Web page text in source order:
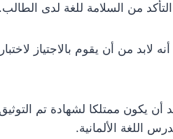
من السلامة للغة لدى الطالب.
لابد من أن يقوم بالاجتياز
أن يكون ممتلكا لشهادة تم
اللغة الألمانية.